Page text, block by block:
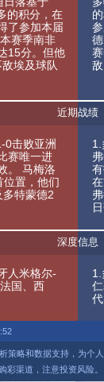
的积分，在
了参加本届
赛季南非
15分。但他
埃及球队
敌
近期战绩
0击败亚洲
赛唯一进
。 马梅洛
位置，他们
特蒙德2
深度信息
人米格尔-
国、西
策略和数据支持，为
彩渠道，注意投资风险。